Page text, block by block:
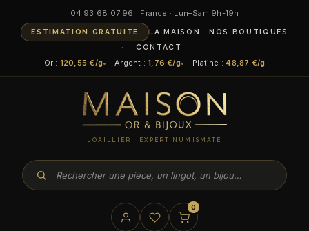
04 93 68 07 96 · France · Lun–Sam 9h-19h
ESTIMATION GRATUITE LA MAISON
NOS BOUTIQUES
CONTACT
Or : 120,55 €/g Argent :1,76 €/g Platine :48,87 €/g
JOAILLIER · EXPERT NUMISMATE
0